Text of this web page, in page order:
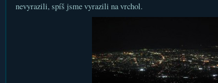
nevyrazili, spíš jsme vyrazili na vrchol.